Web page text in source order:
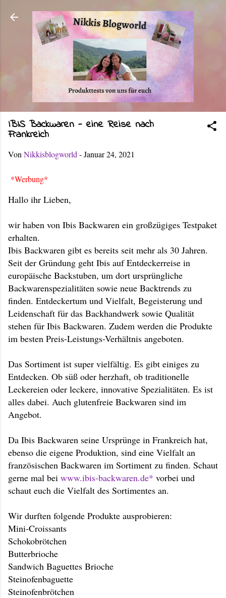
Direkt zum Hauptbereich
IBIS Backwaren - eine Reise nach
Frankreich
Von Nikkisblogworld -Januar 24, 2021
*Werbung*
Hallo ihr Lieben,
wir haben von Ibis Backwaren ein großzügiges Testpaket
erhalten.
Ibis Backwaren gibt es bereits seit mehr als 30 Jahren.
Seit der Gründung geht Ibis auf Entdeckerreise in
europäische Backstuben, um dort ursprüngliche
Backwarenspezialitäten sowie neue Backtrends zu
finden. Entdeckertum und Vielfalt, Begeisterung und
Leidenschaft für das Backhandwerk sowie Qualität
stehen für Ibis Backwaren. Zudem werden die Produkte
im besten Preis-Leistungs-Verhältnis angeboten.
Das Sortiment ist super vielfältig. Es gibt einiges zu
Entdecken. Ob süß oder herzhaft, ob traditionelle
Leckereien oder leckere, innovative Spezialitäten. Es ist
alles dabei. Auch glutenfreie Backwaren sind im
Angebot.
Da Ibis Backwaren seine Ursprünge in Frankreich hat,
ebenso die eigene Produktion, sind eine Vielfalt an
französischen Backwaren im Sortiment zu finden. Schaut
gerne mal bei www.ibis-backwaren.de* vorbei und
schaut euch die Vielfalt des Sortimentes an.
Wir durften folgende Produkte ausprobieren:
Mini-Croissants
Schokobrötchen
Butterbrioche
Sandwich Baguettes Brioche
Steinofenbaguette
Steinofenbrötchen